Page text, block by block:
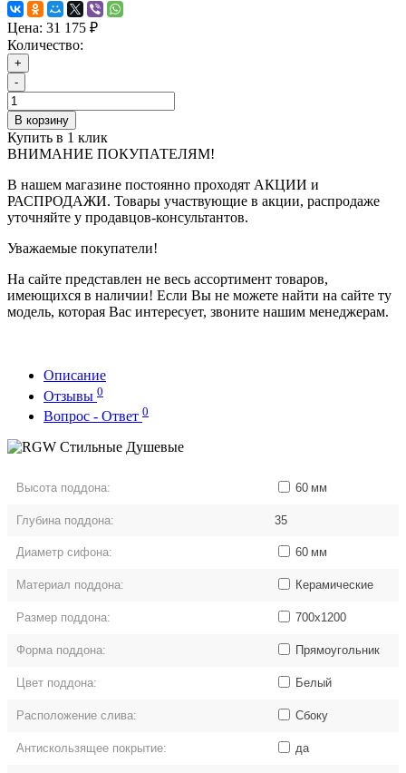
Цена: 31 175 ₽
Количество:
+
-
В корзину
Купить в 1 клик
ВНИМАНИЕ ПОКУПАТЕЛЯМ!
В нашем магазине постоянно проходят АКЦИИ и
РАСПРОДАЖИ. Товары участвующие в акции, распродаже
уточняйте у продавцов-консультантов.
Уважаемые покупатели!
На сайте представлен не весь ассортимент товаров,
имеющихся в наличии! Если Вы не можете найти на сайте ту
модель, которая Вас интересует, звоните нашим менеджерам.
Описание
Отзывы 0
Вопрос - Ответ 0
Высота поддона: 60 мм
Глубина поддона: 35
Диаметр сифона: 60 мм
Материал поддона: Керамические
Размер поддона: 700x1200
Форма поддона: Прямоугольник
Цвет поддона: Белый
Расположение слива: Сбоку
Антискользящее покрытие: да